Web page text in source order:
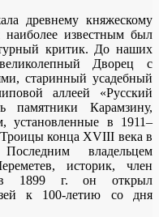
древнему княжескому
известным был
критик. До наших
Дворец с
старинный усадебный
аллеей «Русский
памятники Карамзину,
установленные в 1911–
конца XVIII века в
владельцем
историк, член
в 1899 г. он открыл
к 100-летию со дня